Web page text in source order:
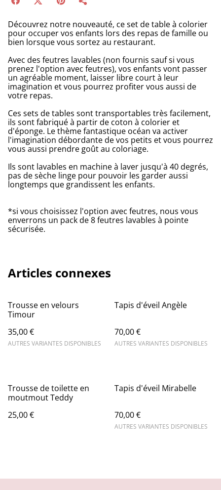
Découvrez notre nouveauté, ce set de table à colorier
pour occuper vos enfants lors des repas de famille ou
bien lorsque vous sortez au restaurant.
Avec des feutres lavables (non fournis sauf si vous
prenez l'option avec feutres), vos enfants vont passer
un agréable moment, laisser libre court à leur
imagination et vous pourrez profiter vous aussi de
votre repas.
Ces sets de tables sont transportables très facilement,
ils sont fabriqué à partir de coton à colorier et
d'éponge. Le thème fantastique océan va activer
l'imagination débordante de vos petits et vous pourrez
vous aussi prendre goût au coloriage.
Ils sont lavables en machine à laver jusqu'à 40 degrés,
pas de sèche linge pour pouvoir les garder aussi
longtemps que grandissent les enfants.
*si vous choisissez l'option avec feutres, nous vous
enverrons un pack de 8 feutres lavables à pointe
sécurisée.
Articles connexes
Trousse en velours
Timour
35,00 €
AUTRES VARIANTES DISPONIBLES
Tapis d'éveil Angèle
70,00 €
AUTRES VARIANTES DISPONIBLES
Trousse de toilette en
moutmout Teddy
25,00 €
Tapis d'éveil Mirabelle
70,00 €
AUTRES VARIANTES DISPONIBLES